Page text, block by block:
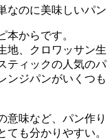
本からです。
地、クロワッサン生
ティックの人気のパ
ンジパンがいくつも
意味など、パン作り
も分かりやすい。